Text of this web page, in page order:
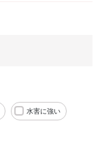
水害に強い